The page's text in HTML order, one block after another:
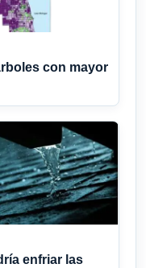
con mayor
enfriar las